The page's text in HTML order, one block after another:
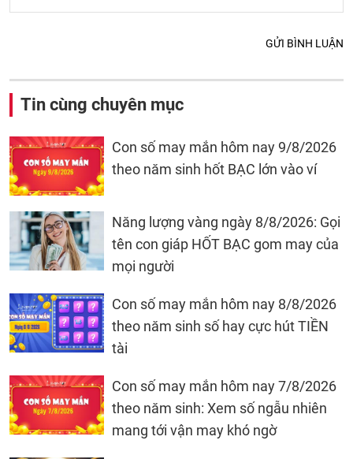
GỬI BÌNH LUẬN
Tin cùng chuyên mục
Con số may mắn hôm nay 9/8/2026
theo năm sinh hốt BẠC lớn vào ví
Năng lượng vàng ngày 8/8/2026: Gọi
tên con giáp HỐT BẠC gom may của
mọi người
Con số may mắn hôm nay 8/8/2026
theo năm sinh số hay cực hút TIỀN
tài
Con số may mắn hôm nay 7/8/2026
theo năm sinh: Xem số ngẫu nhiên
mang tới vận may khó ngờ